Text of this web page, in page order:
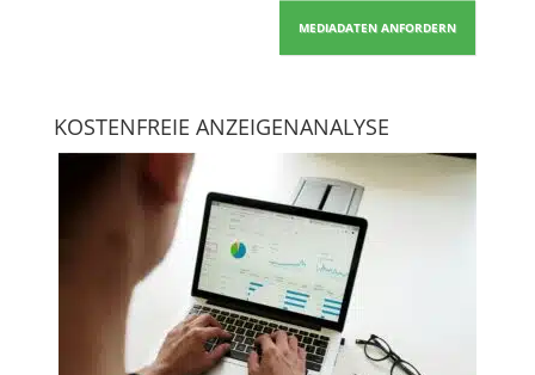
MEDIADATEN ANFORDERN
KOSTENFREIE ANZEIGENANALYSE